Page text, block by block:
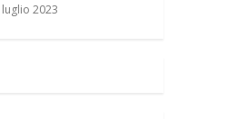
luglio 2023